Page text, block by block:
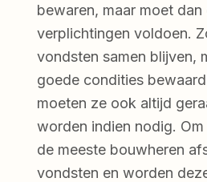
bewaren, maar moet
verplichtingen voldoen.
vondsten samen blijven,
goede condities
moeten ze ook altijd
worden indien nodig.
de meeste bouwheren
vondsten en worden